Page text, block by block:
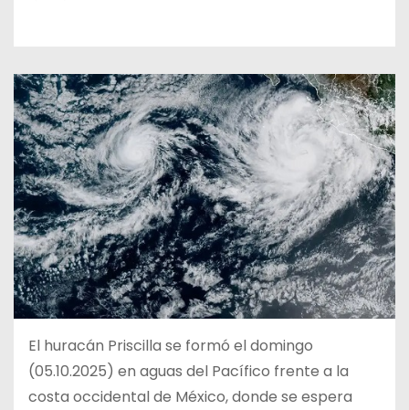
El huracán Priscilla se formó el domingo
(05.10.2025) en aguas del Pacífico frente a la
costa occidental de México, donde se espera